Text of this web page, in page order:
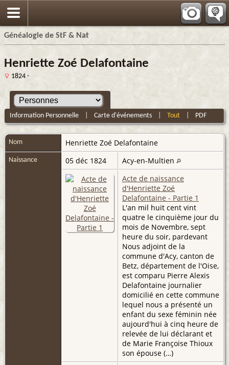
Généalogie de StF & Nat
Henriette Zoé Delafontaine
1824 -
Information Personnelle| Carte d'événements| Tout| PDF
Nom Henriette Zoé Delafontaine
Naissance 05 déc 1824
Acy-en-Multien
Acte de naissance
d'Henriette Zoé
Delafontaine - Partie 1
L'an mil huit cent vint
quatre le cinquième jour du
mois de Novembre, sept
heure du soir, pardevant
Nous adjoint de la
commune d'Acy, canton de
Betz, département de l'Oise,
est comparu Pierre Alexis
Delafontaine journalier
domicilié en cette commune
lequel nous a présenté un
enfant du sexe féminin née
aujourd'hui à cinq heure de
relevée de lui déclarant et
de Marie Françoise Thioux
son épouse (…)